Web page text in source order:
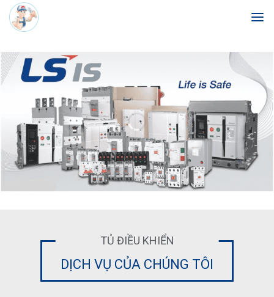
Skip
TỦ ĐIỀU KHIỂN
DỊCH VỤ CỦA CHÚNG TÔI